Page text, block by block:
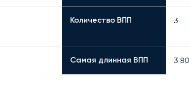
Количество ВПП 3
Самая длинная ВПП 3